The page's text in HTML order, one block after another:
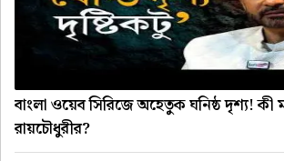
বাংলা ওয়েব সিরিজে অহেতুক ঘনিষ্ঠ দৃশ্য! কী
রায়চৌধুরীর?